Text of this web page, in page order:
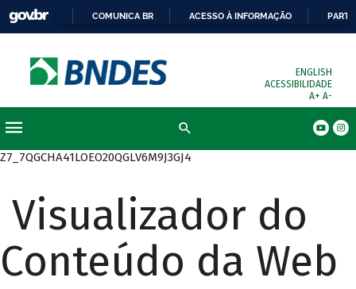
COMUNICA BR ACESSO À INFORMAÇÃO
ENGLISH
ACESSIBILIDADE
A+ A-
Z7_7QGCHA41LOEO20QGLV6M9J3GJ4
Visualizador do
Conteúdo da Web